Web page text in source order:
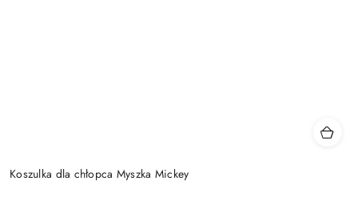
Koszulka dla chłopca Myszka Mickey